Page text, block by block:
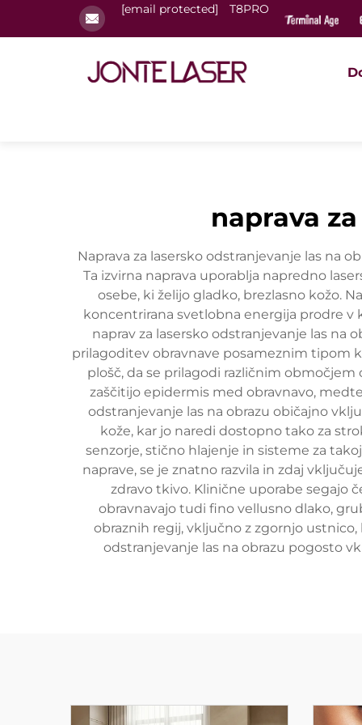
[email protected] T8PRO
naprava
Naprava za lasersko odstranjevanje las na
Ta izvirna naprava uporablja napredno
osebe, ki želijo gladko, brezlasno kožo.
koncentrirana svetlobna energija prodre v
naprav za lasersko odstranjevanje las na
prilagoditev obravnave posameznim tipom
plošč, da se prilagodi različnim
zaščitijo epidermis med obravnavo,
odstranjevanje las na obrazu običajno
kože, kar jo naredi dostopno tako za
senzorje, stično hlajenje in sisteme za
naprave, se je znatno razvila in zdaj
zdravo tkivo. Klinične uporabe segajo
obravnavajo tudi fino vellusno dlako,
obraznih regij, vključno z zgornjo
odstranjevanje las na obrazu pogosto